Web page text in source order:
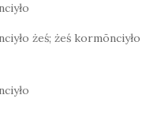
żeś; żeś kormōnciyło